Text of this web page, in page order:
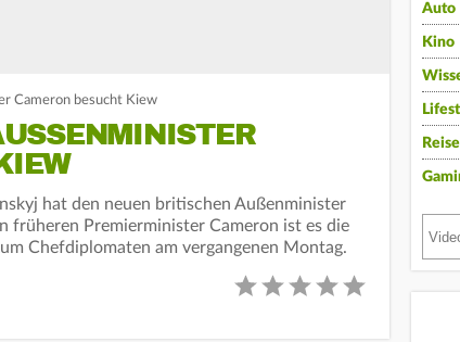
Cameron besucht Kiew
C
hat den neuen britischen Außenminister
früheren Premierminister Cameron ist es die
Chefdiplomaten am vergangenen Montag.
Auto
Kino
Reise